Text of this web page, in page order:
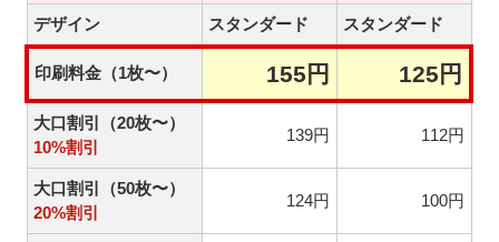
デザイン
スタンダード スタンダード
印刷料金（1枚〜） 155円 125円
大口割引（20枚〜）
10%割引
139円 112円
大口割引（50枚〜）
20%割引
124円 100円